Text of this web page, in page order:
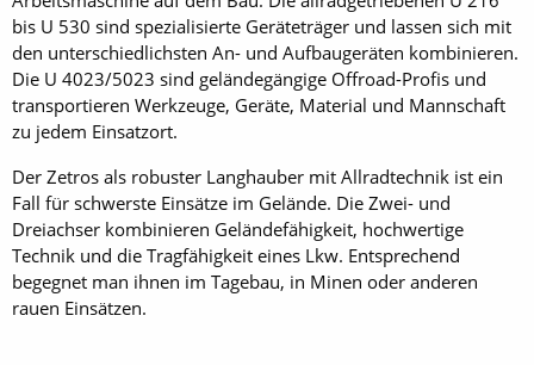
bis U 530 sind spezialisierte Geräteträger und lassen sich mit
den unterschiedlichsten An- und Aufbaugeräten kombinieren.
Die U 4023/5023 sind geländegängige Offroad-Profis und
transportieren Werkzeuge, Geräte, Material und Mannschaft
zu jedem Einsatzort.
Der Zetros als robuster Langhauber mit Allradtechnik ist ein
Fall für schwerste Einsätze im Gelände. Die Zwei- und
Dreiachser kombinieren Geländefähigkeit, hochwertige
Technik und die Tragfähigkeit eines Lkw. Entsprechend
begegnet man ihnen im Tagebau, in Minen oder anderen
rauen Einsätzen.